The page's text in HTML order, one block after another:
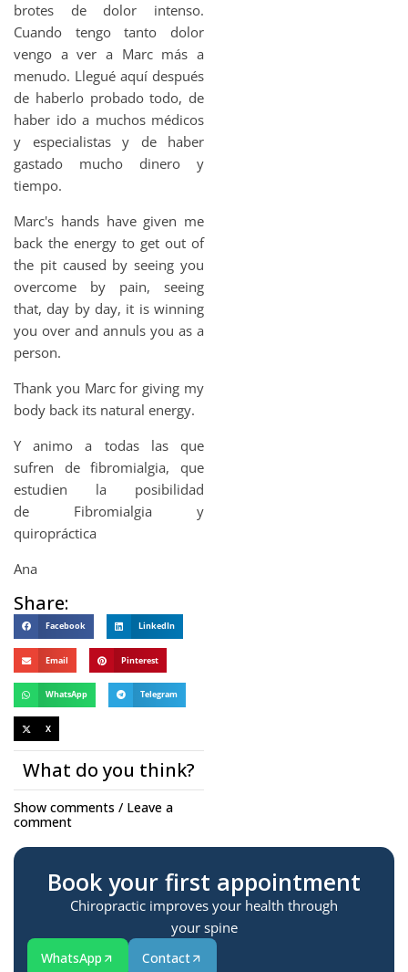
brotes de dolor intenso.
Cuando tengo tanto dolor
vengo a ver a Marc más a
menudo. Llegué aquí después
de haberlo probado todo, de
haber ido a muchos médicos
y especialistas y de haber
gastado mucho dinero y
tiempo.
Marc's hands have given me
back the energy to get out of
the pit caused by seeing you
overcome by pain, seeing
that, day by day, it is winning
you over and annuls you as a
person.
Thank you Marc for giving my
body back its natural energy.
Y animo a todas las que
sufren de fibromialgia, que
estudien la posibilidad
de Fibromialgia y
quiropráctica
Ana
Share:
Facebook LinkedIn
Email Pinterest
WhatsApp Telegram
X
What do you think?
Show comments / Leave a
comment
Book your first appointment
Chiropractic improves your health through
your spine
WhatsApp Contact